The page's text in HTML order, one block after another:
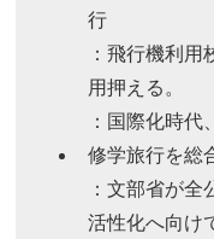
行
：飛行機利
用押える。
：国際化時代
修学旅行を総
：文部省が
活性化へ向け